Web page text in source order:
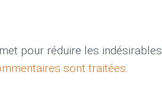
pour réduire les indésirables.
sont traitées